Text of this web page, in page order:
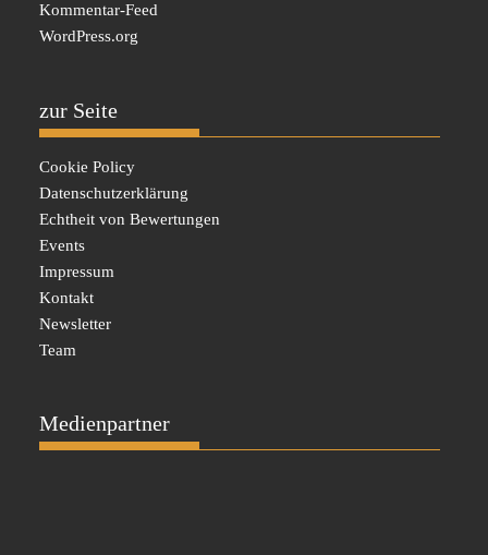
Kommentar-Feed
WordPress.org
zur Seite
Cookie Policy
Datenschutzerklärung
Echtheit von Bewertungen
Events
Impressum
Kontakt
Newsletter
Team
Medienpartner